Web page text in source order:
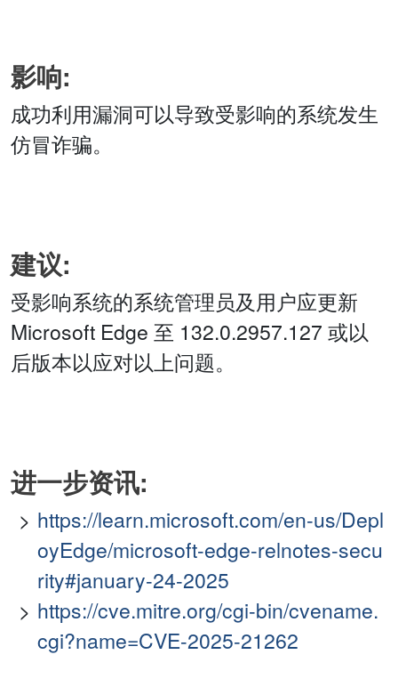
影响:
成功利用漏洞可以导致受影响的系统发生
仿冒诈骗。
建议:
受影响系统的系统管理员及用户应更新
Microsoft Edge 至 132.0.2957.127 或以
后版本以应对以上问题。
进一步资讯:
https://learn.microsoft.com/en-us/Depl
oyEdge/microsoft-edge-relnotes-secu
rity#january-24-2025
https://cve.mitre.org/cgi-bin/cvename.
cgi?name=CVE-2025-21262